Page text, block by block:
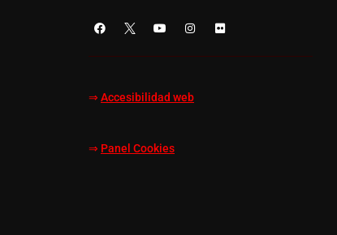
⇒ Accesibilidad web
⇒ Panel Cookies